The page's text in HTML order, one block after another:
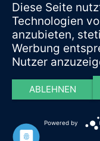
Diese Seite
Technologien
anzubieten,
Werbung
Nutzer
ABLEHNEN
Powered by